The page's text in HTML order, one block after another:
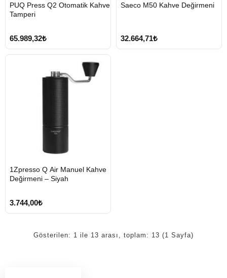
GÖNDERİ
PUQ Press Q2 Otomatik Kahve
Tamperi
65.989,32₺
GÖNDERİ
Saeco M50 Kahve Değirmeni
32.664,71₺
1Zpresso Q Air Manuel Kahve
Değirmeni – Siyah
3.744,00₺
Gösterilen: 1 ile 13 arası, toplam: 13 (1 Sayfa)